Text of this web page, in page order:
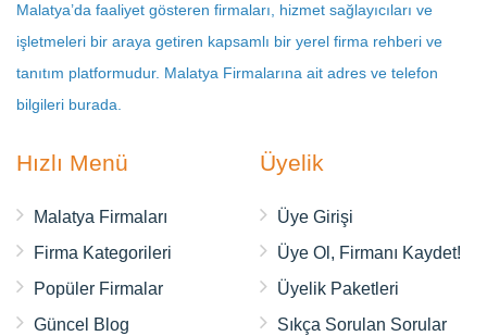
Malatya’da faaliyet gösteren firmaları, hizmet sağlayıcıları ve
işletmeleri bir araya getiren kapsamlı bir yerel firma rehberi ve
tanıtım platformudur. Malatya Firmalarına ait adres ve telefon
bilgileri burada.
Hızlı Menü
Malatya Firmaları
Firma Kategorileri
Popüler Firmalar
Güncel Blog
Üyelik
Üye Girişi
Üye Ol, Firmanı Kaydet!
Üyelik Paketleri
Sıkça Sorulan Sorular